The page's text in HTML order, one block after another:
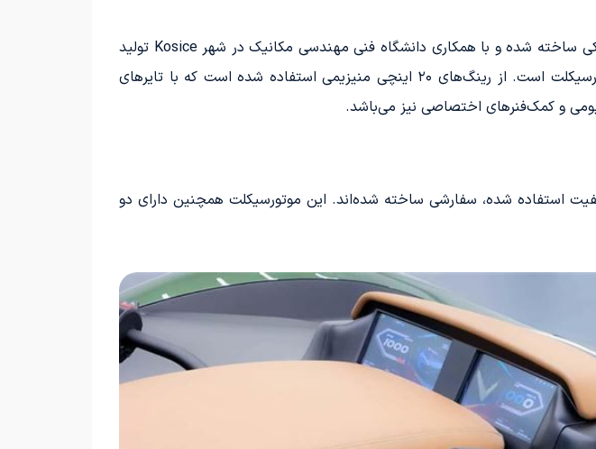
این محصول، یک گیربکس هشت سرعته دوکلاچه است که توسط شرکت انگلر در اسلواکی ساخته شده و با همکاری دانشگاه فنی مهندسی مکانیک در شهر Kosice تولید
شده است. وزن این گیربکس تنها ۳۰ کیلوگرم است که بسیار کمتر از وزن کلی موتورسیکلت است. از رینگ‌های ۲۰ اینچی منیزیمی استفاده شده است که با تایرهای
استفاده شده، سفارشی ساخته شده‌اند. این موتورسیکلت همچنین دارای دو